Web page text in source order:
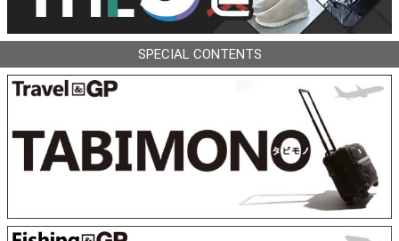
SPECIAL CONTENTS